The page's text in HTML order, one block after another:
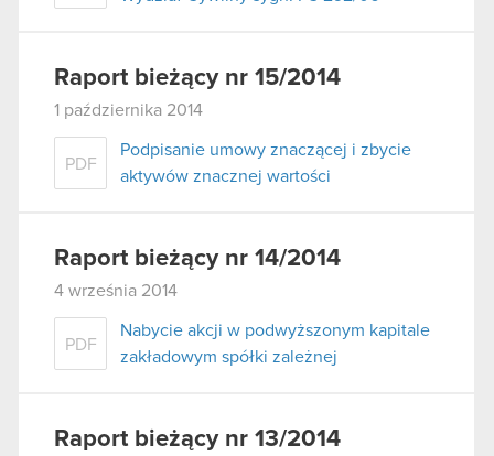
Raport bieżący nr 15/2014
1 października 2014
PDF
Podpisanie umowy znaczącej i zbycie
aktywów znacznej wartości
Raport bieżący nr 14/2014
4 września 2014
PDF
Nabycie akcji w podwyższonym kapitale
zakładowym spółki zależnej
Raport bieżący nr 13/2014